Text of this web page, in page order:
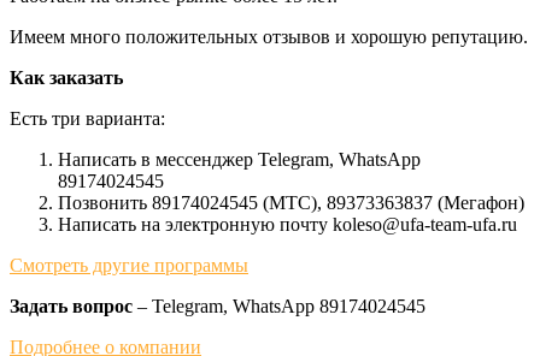
Имеем много положительных отзывов и хорошую репутацию.
Как заказать
Есть три варианта:
Написать в мессенджер Telegram, WhatsApp
89174024545
Позвонить 89174024545 (МТС), 89373363837 (Мегафон)
Написать на электронную почту koleso@ufa-team-ufa.ru
Смотреть другие программы
Задать вопрос – Telegram, WhatsApp 89174024545
Подробнее о компании